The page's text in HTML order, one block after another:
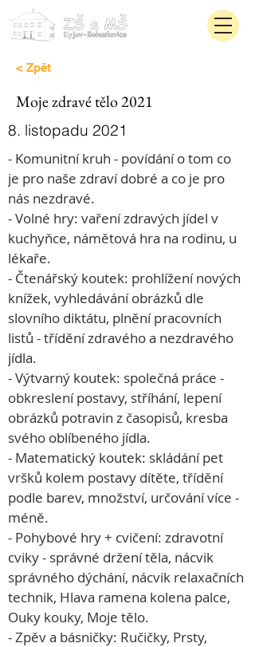
< Zpět
Moje zdravé tělo 2021
8. listopadu 2021
- Komunitní kruh - povídání o tom co
je pro naše zdraví dobré a co je pro
nás nezdravé.
- Volné hry: vaření zdravých jídel v
kuchyňce, námětová hra na rodinu, u
lékaře.
- Čtenářský koutek: prohlížení nových
knížek, vyhledávání obrázků dle
slovního diktátu, plnění pracovních
listů - třídění zdravého a nezdravého
jídla.
- Výtvarný koutek: společná práce -
obkreslení postavy, stříhání, lepení
obrázků potravin z časopisů, kresba
svého oblíbeného jídla.
- Matematický koutek: skládání pet
vršků kolem postavy dítěte, třídění
podle barev, množství, určování více -
méně.
- Pohybové hry + cvičení: zdravotní
cviky - správné držení těla, nácvik
správného dýchání, nácvik relaxačních
technik, Hlava ramena kolena palce,
Ouky kouky, Moje tělo.
- Zpěv a básničky: Ručičky, Prsty,